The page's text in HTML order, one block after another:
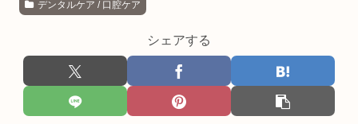
デンタルケア / 口腔ケア
シェアする